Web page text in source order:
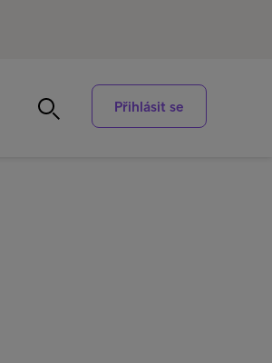
Přihlásit se